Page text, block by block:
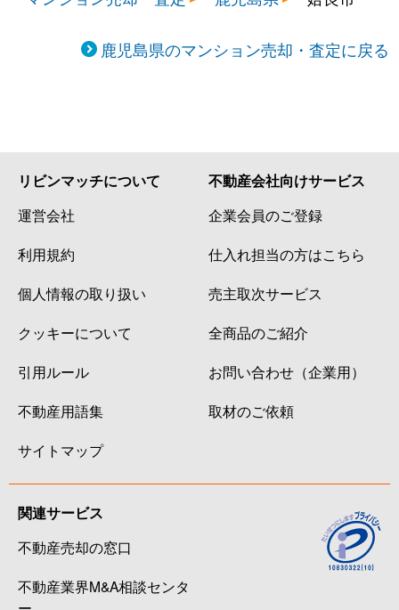
鹿児島県のマンション売却・査定に戻る
リビンマッチについて
運営会社
利用規約
個人情報の取り扱い
クッキーについて
引用ルール
不動産用語集
サイトマップ
不動産会社向けサービス
企業会員のご登録
仕入れ担当の方はこちら
売主取次サービス
全商品のご紹介
お問い合わせ（企業用）
取材のご依頼
関連サービス
不動産売却の窓口
不動産業界M&A相談センタ